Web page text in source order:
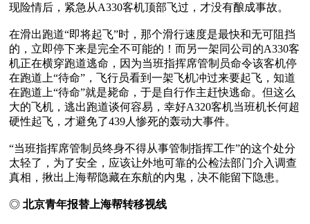
现险情后，紧急从A330客机顶部飞过，才没有酿成事故。
在滑出跑道“即将起飞”时，那个滑行速度是最快和无可阻挡
的，立即停下来是完全不可能的！而另一架同公司的A330客
机正在横穿跑道逃命，因为当班指挥席管制员命令该客机停
在跑道上“待命”，飞行员看到一架飞机冲过来要起飞，知道
在跑道上“待命”就是毙命，于是自行作主赶快逃命。但这么
大的飞机，逃出跑道谈何容易，幸好A320客机当班机长何超
硬性起飞，才避免了439人惨死的轰动大事件。
“当班指挥席管制员终身不得从事管制指挥工作”的这个处分
太轻了，为了安全，应该让外地可靠的公检法部门介入调查
真相，揪出上海帮隐藏在东航的内鬼，决不能留下隐患。
◎ 北京青年报替上海帮转移视线